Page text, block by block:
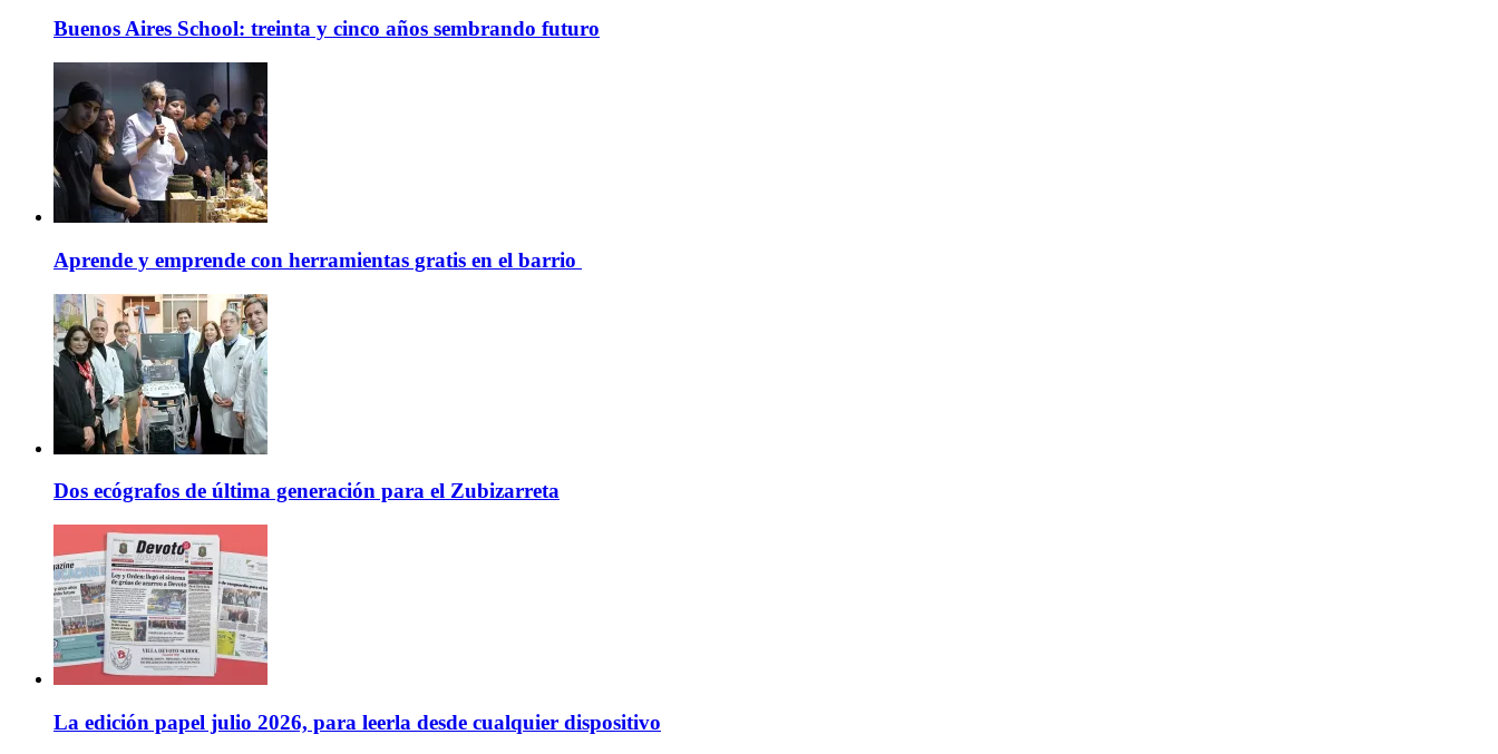
Buenos Aires School: treinta y cinco años sembrando futuro
Aprende y emprende con herramientas gratis en el barrio
Dos ecógrafos de última generación para el Zubizarreta
La edición papel julio 2026, para leerla desde cualquier dispositivo